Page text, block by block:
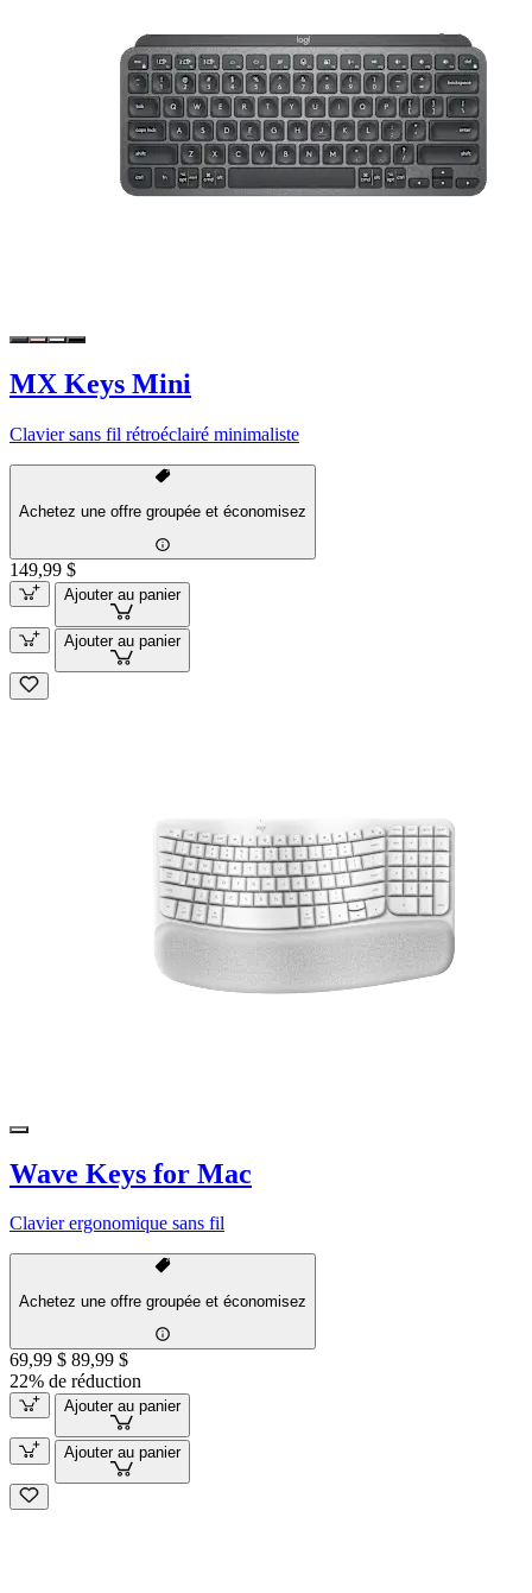
MX Keys Mini
Clavier sans fil rétroéclairé minimaliste
Achetez une offre groupée et économisez
149,99 $
Ajouter au panier
Ajouter au panier
Wave Keys for Mac
Clavier ergonomique sans fil
Achetez une offre groupée et économisez
69,99 $ 89,99 $
22% de réduction
Ajouter au panier
Ajouter au panier